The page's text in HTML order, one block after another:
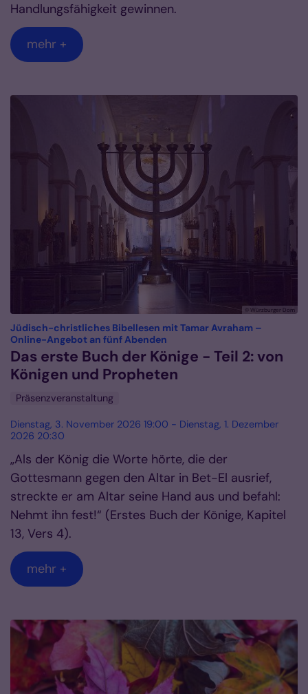
Handlungsfähigkeit gewinnen.
mehr +
© Würzburger Dom
Jüdisch-christliches Bibellesen mit Tamar Avraham –
Online-Angebot an fünf Abenden
Das erste Buch der Könige - Teil 2: von
Königen und Propheten
Präsenzveranstaltung
Dienstag, 3. November 2026 19:00 - Dienstag, 1. Dezember
2026 20:30
„Als der König die Worte hörte, die der
Gottesmann gegen den Altar in Bet-El ausrief,
streckte er am Altar seine Hand aus und befahl:
Nehmt ihn fest!“ (Erstes Buch der Könige, Kapitel
13, Vers 4).
mehr +